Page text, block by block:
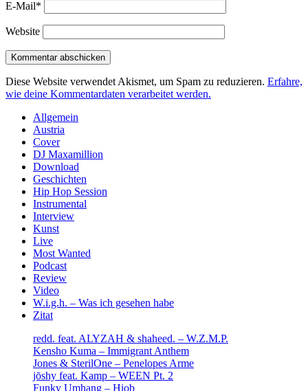
E-Mail*
Website
Diese Website verwendet Akismet, um Spam zu reduzieren. Erfahre,
wie deine Kommentardaten verarbeitet werden.
Sidebar
Allgemein
Austria
Cover
DJ Maxamillion
Download
Geschichten
Hip Hop Session
Instrumental
Interview
Kunst
Live
Most Wanted
Podcast
Review
Video
W.i.g.h. – Was ich gesehen habe
Zitat
redd. feat. ALYZAH & shaheed. – W.Z.M.P.
Kensho Kuma – Immigrant Anthem
Jones & SterilOne – Penelopes Arme
jōshy feat. Kamp – WEEN Pt. 2
Funky Umhang – Hiob